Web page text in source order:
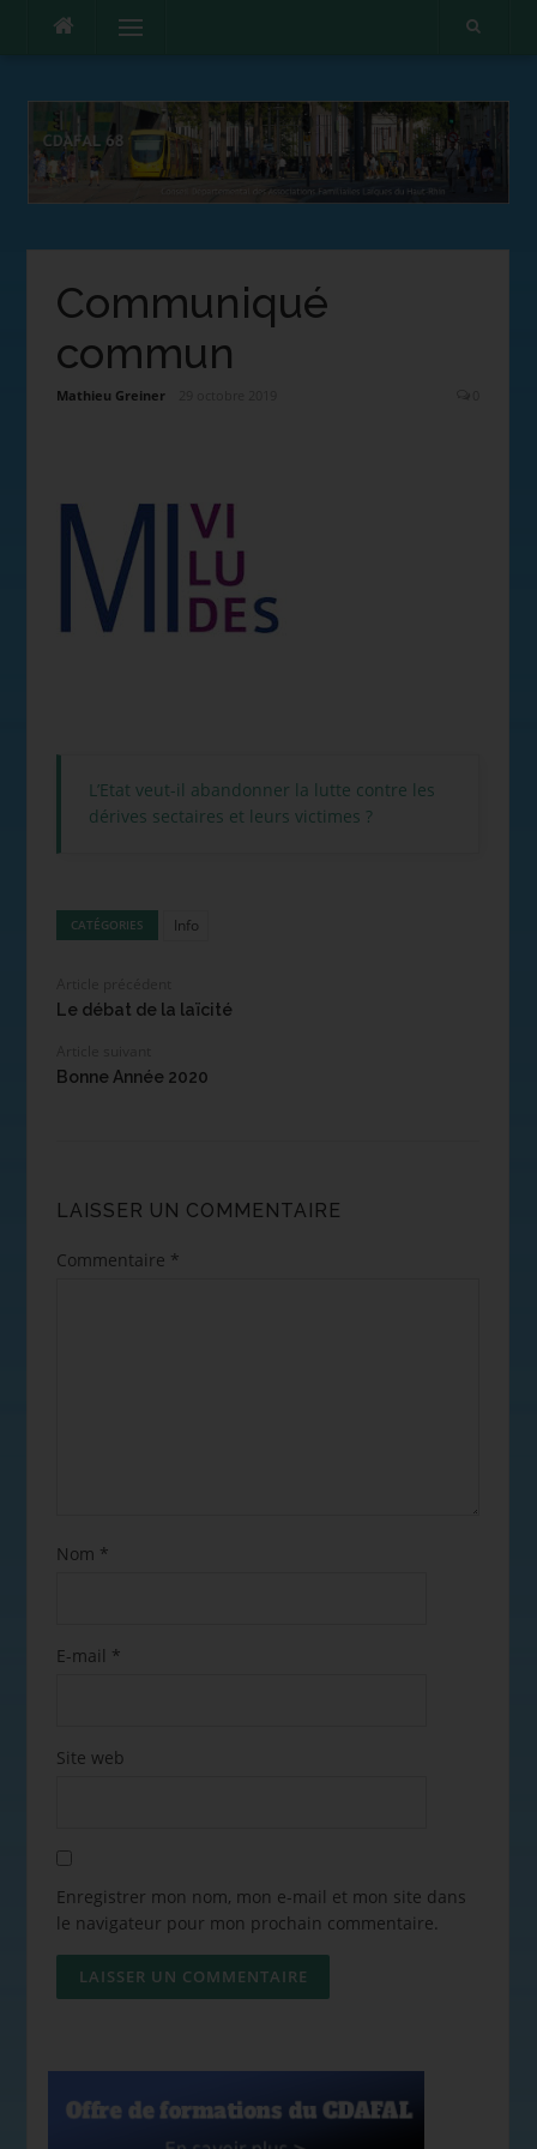
Menu
Communiqué
commun
Mathieu Greiner
L’Etat veut-il abandonner la lutte contre les
dérives sectaires et leurs victimes ?
CATÉGORIES Info
Le débat de la laïcité
Bonne Année 2020
LAISSER UN COMMENTAIRE
Commentaire *
Nom *
E-mail *
Site web
Enregistrer mon nom, mon e-mail et mon site dans
le navigateur pour mon prochain commentaire.